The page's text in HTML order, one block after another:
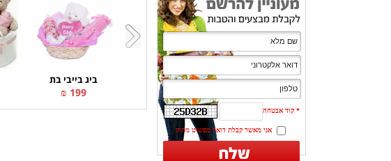
* קוד אבטחה
אני מאשר קבלת דואר מפשוט מתוק
ביג בייבי בת
199 ₪